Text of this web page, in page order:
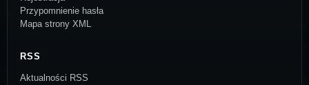
Przypomnienie hasła
Mapa strony XML
RSS
Aktualności RSS